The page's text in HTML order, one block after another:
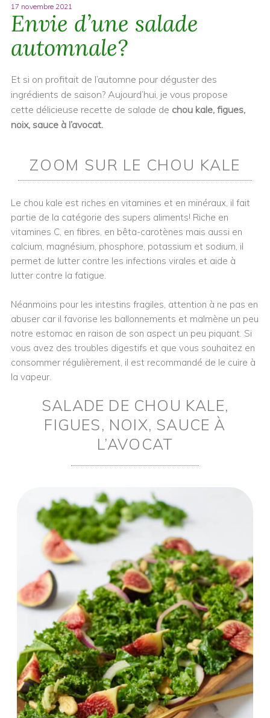
17 novembre 2021
Envie d’une salade
automnale?
Et si on profitait de l’automne pour déguster des
ingrédients de saison? Aujourd’hui, je vous propose
cette délicieuse recette de salade de chou kale, figues,
noix, sauce à l’avocat.
ZOOM SUR LE CHOU KALE
Le chou kale est riches en vitamines et en minéraux, il fait
partie de la catégorie des supers aliments! Riche en
vitamines C, en fibres, en bêta-carotènes mais aussi en
calcium, magnésium, phosphore, potassium et sodium, il
permet de lutter contre les infections virales et aide à
lutter contre la fatigue.
Néanmoins pour les intestins fragiles, attention à ne pas en
abuser car il favorise les ballonnements et malmène un peu
notre estomac en raison de son aspect un peu piquant. Si
vous avez des troubles digestifs et que vous souhaitez en
consommer régulièrement, il est recommandé de le cuire à
la vapeur.
SALADE DE CHOU KALE,
FIGUES, NOIX, SAUCE À
L’AVOCAT